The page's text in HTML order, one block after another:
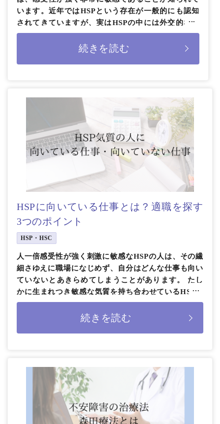
います。近年ではHSPという存在が一般的にも認知
されてきていますが、実はHSPの中には外交的なタ
イプも存在します。 本記事では […]
続きを読む
HSPに向いている仕事とは？適職を探す
3つのポイント
HSP・HSC
人一倍感受性が強く刺激に敏感なHSPの人は、その繊
細さゆえに職場になじめず、自分はどんな仕事も向い
ていないとあきらめてしまうことがあります。 たし
かに生まれつき敏感な気質を持ち合わせているHSPは
社会では少数派のため、周 […]
続きを読む